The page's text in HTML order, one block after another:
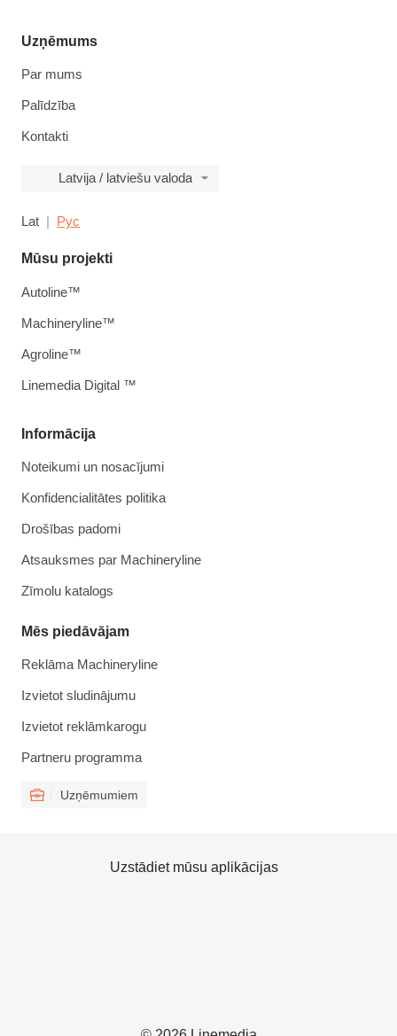
Uzņēmums
Par mums
Palīdzība
Kontakti
Latvija / latviešu valoda
Lat Рус
Informācija
Noteikumi un nosacījumi
Konfidencialitātes politika
Drošības padomi
Atsauksmes par Machineryline
Zīmolu katalogs
Mēs piedāvājam
Reklāma Machineryline
Izvietot sludinājumu
Izvietot reklāmkarogu
Partneru programma
Uzņēmumiem
Mūsu projekti
Autoline™
Machineryline™
Agroline™
Linemedia Digital ™
Uzstādiet mūsu aplikācijas